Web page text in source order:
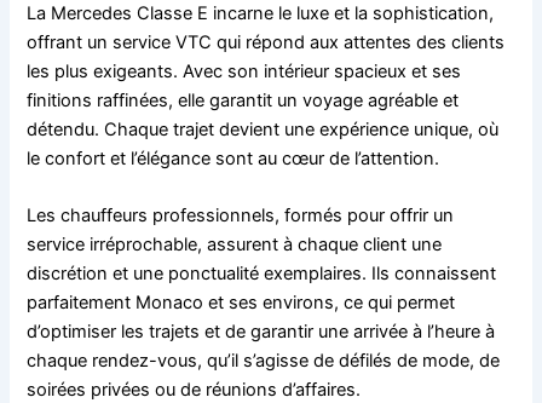
La Mercedes Classe E incarne le luxe et la sophistication,
offrant un service VTC qui répond aux attentes des clients
les plus exigeants. Avec son intérieur spacieux et ses
finitions raffinées, elle garantit un voyage agréable et
détendu. Chaque trajet devient une expérience unique, où
le confort et l’élégance sont au cœur de l’attention.
Les chauffeurs professionnels, formés pour offrir un
service irréprochable, assurent à chaque client une
discrétion et une ponctualité exemplaires. Ils connaissent
parfaitement Monaco et ses environs, ce qui permet
d’optimiser les trajets et de garantir une arrivée à l’heure à
chaque rendez-vous, qu’il s’agisse de défilés de mode, de
soirées privées ou de réunions d’affaires.